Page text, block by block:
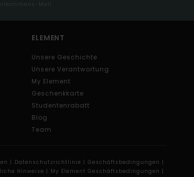
Mail
ELEMENT
Unsere Geschichte
Unsere Verantwortung
My Element
Geschenkkarte
Studentenrabatt
Blog
Team
| Datenschutzrichtlinie | Geschäftsbedingungen |
Hinweise | My Element Geschäftsbedingungen |